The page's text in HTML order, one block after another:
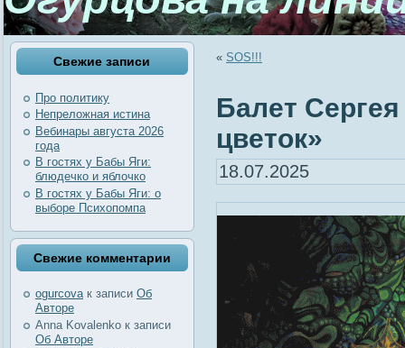
Свежие записи
Про политику
Непреложная истина
Вебинары августа 2026
года
В гостях у Бабы Яги:
блюдечко и яблочко
В гостях у Бабы Яги: о
выборе Психопомпа
Свежие комментарии
ogurcovaк записи Об
Авторе
Anna Kovalenko к записи
Об Авторе
« SOS!!!
Балет
цветок»
18.07.2025